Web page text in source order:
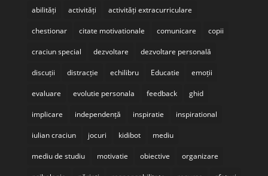
abilități activități activități extracurriculare
chestionar citate motivationale comunicare copii
craciun special dezvoltare dezvoltare personală
discuții distracție echilibru Educatie emoții
evaluare evolutie personala feedback ghid
implicare independență inspiratie inspirational
iulian craciun jocuri kidibot mediu
mediu de studiu motivatie obiective organizare